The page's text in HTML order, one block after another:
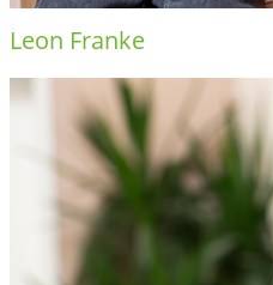
Leon Franke